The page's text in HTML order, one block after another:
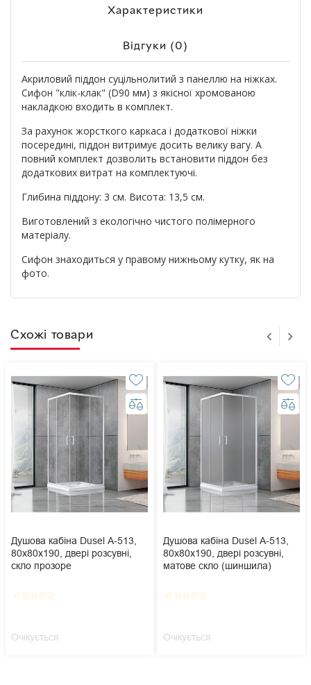
Характеристики
Відгуки (0)
Акриловий піддон суцільнолитий з панеллю на ніжках.
Сифон "клік-клак" (D90 мм) з якісної хромованою
накладкою входить в комплект.
За рахунок жорсткого каркаса і додаткової ніжки
посередині, піддон витримує досить велику вагу. А
повний комплект дозволить встановити піддон без
додаткових витрат на комплектуючі.
Глибина піддону: 3 см. Висота: 13,5 см.
Виготовлений з екологічно чистого полімерного
матеріалу.
Сифон знаходиться у правому нижньому кутку, як на
фото.
Схожі товари
Душова кабіна Dusel А-513,
80х80х190, двері розсувні,
скло прозоре
star_borderstar_borderstar_borderstar_borderstar_border
Очікується
Душова кабіна Dusel А-513,
80х80х190, двері розсувні,
матове скло (шиншила)
star_borderstar_borderstar_borderstar_borderstar_border
Очікується